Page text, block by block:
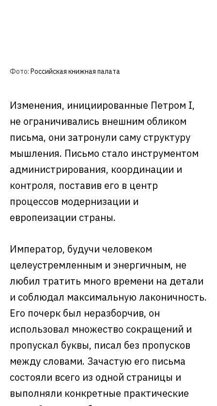
Фото: Российская книжная палата
Изменения, инициированные Петром I,
не ограничивались внешним обликом
письма, они затронули саму структуру
мышления. Письмо стало инструментом
администрирования, координации и
контроля, поставив его в центр
процессов модернизации и
европеизации страны.
Император, будучи человеком
целеустремленным и энергичным, не
любил тратить много времени на детали
и соблюдал максимальную лаконичность.
Его почерк был неразборчив, он
использовал множество сокращений и
пропускал буквы, писал без пропусков
между словами. Зачастую его письма
состояли всего из одной страницы и
выполняли конкретные практические